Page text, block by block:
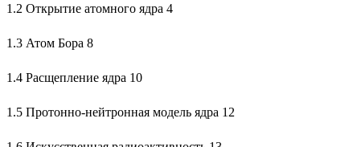
1.2 Открытие атомного ядра 4
1.3 Атом Бора 8
1.4 Расщепление ядра 10
1.5 Протонно-нейтронная модель ядра 12